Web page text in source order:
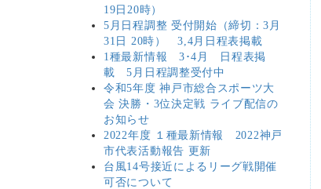
19日20時）
5月日程調整 受付開始（締切：3月
31日 20時） 3,4月日程表掲載
1種最新情報 3･4月 日程表掲
載 5月日程調整受付中
令和5年度 神戸市総合スポーツ大
会 決勝・3位決定戦 ライブ配信の
お知らせ
2022年度 １種最新情報 2022神戸
市代表活動報告 更新
台風14号接近によるリーグ戦開催
可否について